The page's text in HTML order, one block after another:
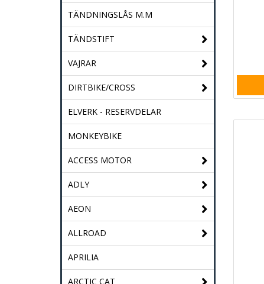
TÄNDNINGSLÅS M.M
TÄNDSTIFT
VAJRAR
DIRTBIKE/CROSS
ELVERK - RESERVDELAR
MONKEYBIKE
ACCESS MOTOR
ADLY
AEON
ALLROAD
APRILIA
ARCTIC CAT